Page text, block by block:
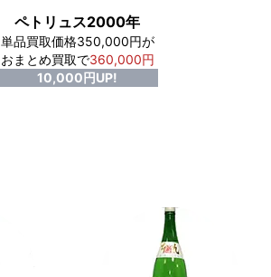
ペトリュス2000年
単品買取価格350,000円が
おまとめ買取で360,000円
10,000円UP!